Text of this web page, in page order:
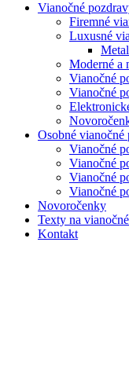
Vianočné
Firemné
Luxusné
Moderné a
Vianočné
Vianočné
Osobné vianočné
Vianočné
Vianočné
Vianočné
Vianočné
Novoročenky
Texty na
Kontakt